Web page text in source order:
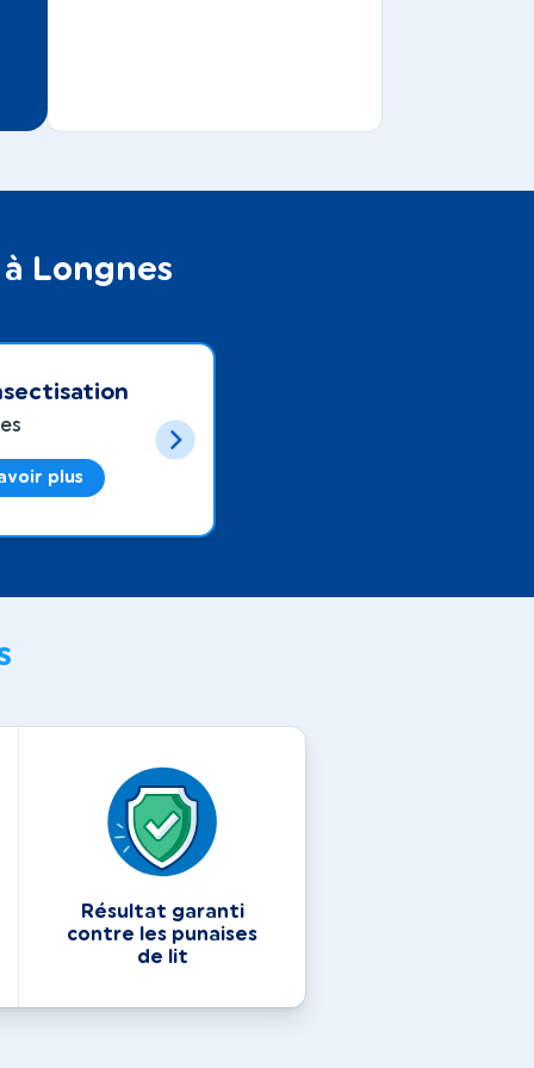
Longnes
plus
Résultat garanti
contre les punaises
de lit